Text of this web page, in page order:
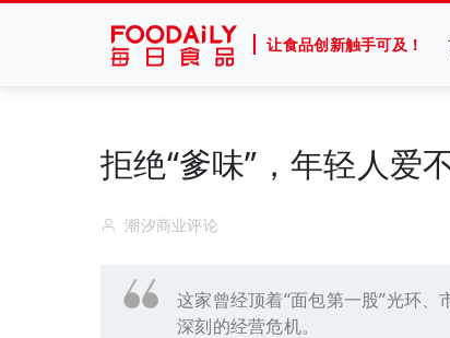
让食品创新触手可及！
拒绝“爹味”，年轻人爱
潮汐商业评论
这家曾经顶着“面包第一股”光环
深刻的经营危机。